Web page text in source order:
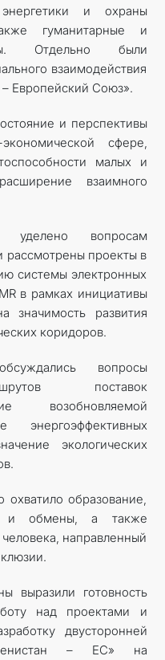
и охраны
гуманитарные и
Отдельно были
взаимодействия
Европейский Союз».
и перспективы
сфере,
малых и
взаимного
вопросам
рассмотрены проекты в
системы электронных
в рамках инициативы
значимость развития
коридоров.
вопросы
поставок
возобновляемой
экологических
охватило образование,
и обмены, а также
направленный
выразили готовность
над проектами и
двусторонней
– ЕС» на